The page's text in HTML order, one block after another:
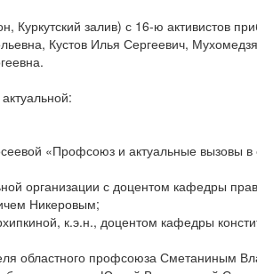
Куркутский залив) с 16-ю активистов
Кустов Илья Сергеевич,
«Профсоюз и актуальные вызовы
организации с доцентом кафедры
Никеровым;
к.э.н., доцентом кафедры
областного профсоюза Сметаниным